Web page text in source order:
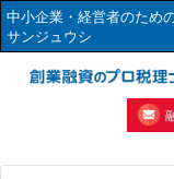
中小企業・経営者のため
サンジュウシ